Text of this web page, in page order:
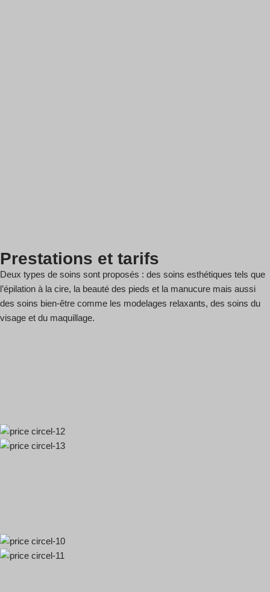
Prestations et tarifs
Deux types de soins sont proposés : des soins esthétiques tels que
l’épilation à la cire, la beauté des pieds et la manucure mais aussi
des soins bien-être comme les modelages relaxants, des soins du
visage et du maquillage.